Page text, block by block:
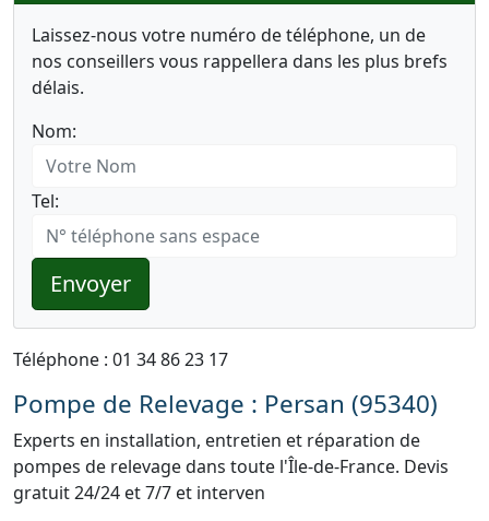
Laissez-nous votre numéro de téléphone, un de
nos conseillers vous rappellera dans les plus brefs
délais.
Nom:
Tel:
Envoyer
Téléphone : 01 34 86 23 17
Pompe de Relevage : Persan (95340)
Experts en installation, entretien et réparation de
pompes de relevage dans toute l'Île-de-France. Devis
gratuit 24/24 et 7/7 et interven